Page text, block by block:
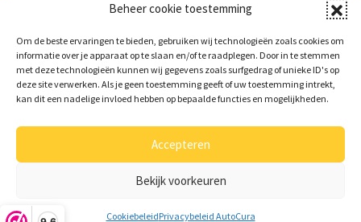
Beheer cookie toestemming
Om de beste ervaringen te bieden, gebruiken wij technologieën zoals cookies om
informatie over je apparaat op te slaan en/of te raadplegen. Door in te stemmen
met deze technologieën kunnen wij gegevens zoals surfgedrag of unieke ID's op
deze site verwerken. Als je geen toestemming geeft of uw toestemming intrekt,
kan dit een nadelige invloed hebben op bepaalde functies en mogelijkheden.
Accepteren
Bekijk voorkeuren
CookiebeleidPrivacybeleid AutoCura
Veelgestelde vragen
Shop
Mijn account
Privacy verklaring / Voorwaarden
Realisatie: